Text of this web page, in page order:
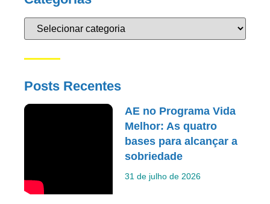
Posts Recentes
AE no Programa Vida
Melhor: As quatro
bases para alcançar a
sobriedade
31 de julho de 2026